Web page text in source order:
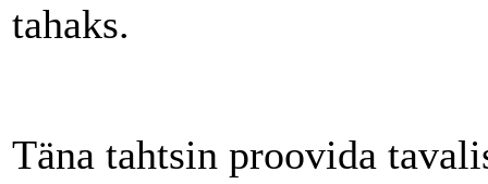
tahaks.
Täna tahtsin proovida